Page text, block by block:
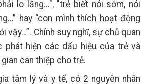
lo lắng...", "trẻ biết nói sớm, nói
hay “con mình thích hoạt động
vậy…”. Chính suy nghĩ, sự chủ quan
phát hiện các dấu hiệu của trẻ và
can thiệp cho trẻ.
tâm lý và y tế, có 2 nguyên nhân